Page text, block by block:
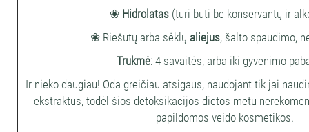
❀ Hidrolatas(turi būti be konservantų ir
❀ Riešutų arba sėklų aliejus, šalto spaudimo,
Trukmė: 4 savaitės, arba iki gyvenimo
Ir nieko daugiau! Oda greičiau atsigaus, naudojant tik jai
ekstraktus, todėl šios detoksikacijos dietos metu
papildomos veido kosmetikos.